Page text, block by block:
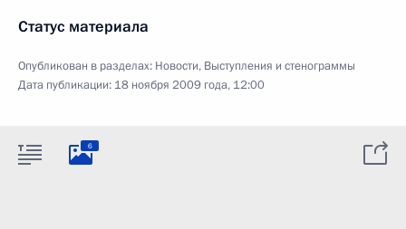
Статус материала
Опубликован в разделах: Новости, Выступления и стенограммы
Дата публикации: 18 ноября 2009 года, 12:00
6